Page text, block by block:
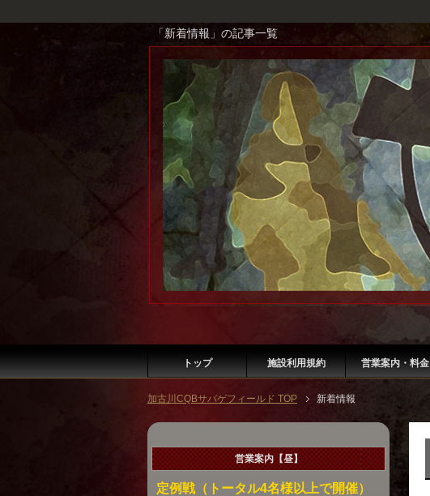
「新着情報」の記事一覧
トップ 施設利用規約 営業案内・料金
加古川CQBサバゲフィールド TOP 新着情報
営業案内【昼】
定例戦（トータル4名様以上で開催）